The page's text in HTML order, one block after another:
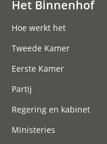
Het Binnenhof
Hoe werkt het
Tweede Kamer
Eerste Kamer
Partij
Regering en kabinet
Ministeries